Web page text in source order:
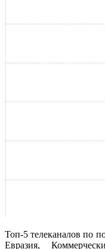
Топ-5 телеканалов по
Евразия,